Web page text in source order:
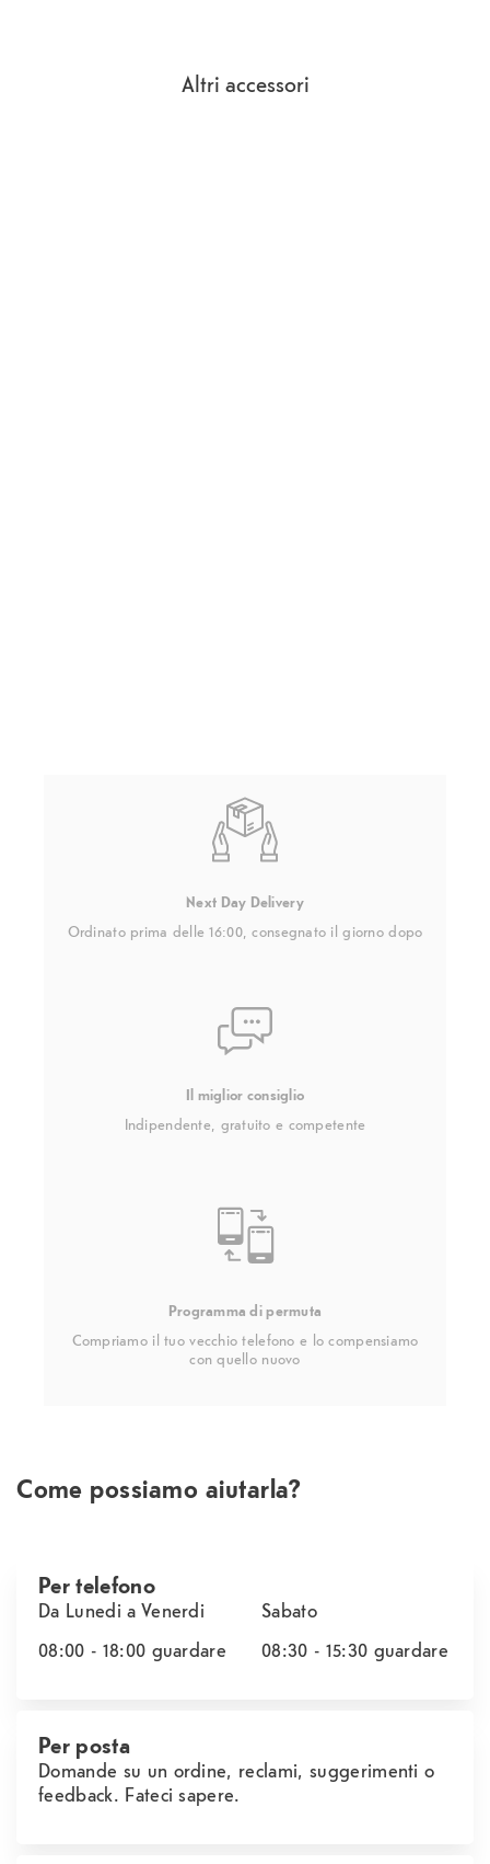
Altri accessori
Next Day Delivery
Ordinato prima delle 16:00, consegnato il giorno dopo
Il miglior consiglio
Indipendente, gratuito e competente
Programma di permuta
Compriamo il tuo vecchio telefono e lo compensiamo
con quello nuovo
Come possiamo aiutarla?
Per telefono
Da Lunedi a Venerdi
08:00 - 18:00 guardare
Sabato
08:30 - 15:30 guardare
Per posta
Domande su un ordine, reclami, suggerimenti o
feedback. Fateci sapere.